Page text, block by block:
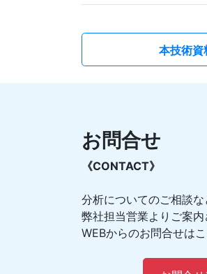
本技術資
お問合せ
《CONTACT》
分析についてのご相談な
弊社担当営業よりご案内
WEBからのお問合せはこ